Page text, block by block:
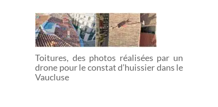
D’HUISSIER
²
Toitures, des photos réalisées par un
drone pour le constat d’huissier dans le
Vaucluse